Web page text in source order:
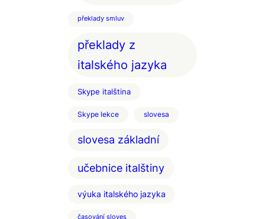
překlady smluv
překlady z
italského jazyka
Skype italština
Skype lekce slovesa
slovesa základní
učebnice italštiny
výuka italského jazyka
časování sloves